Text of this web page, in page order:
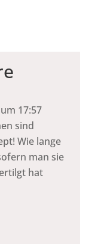
17:57
sind
Wie lange
man sie
hat